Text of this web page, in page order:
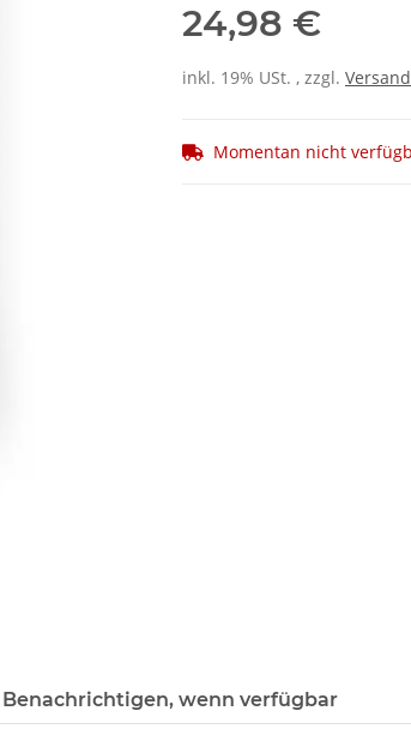
24,98 €
inkl. 19% USt. , zzgl. Versand
Momentan nicht
Benachrichtigen, wenn verfügbar